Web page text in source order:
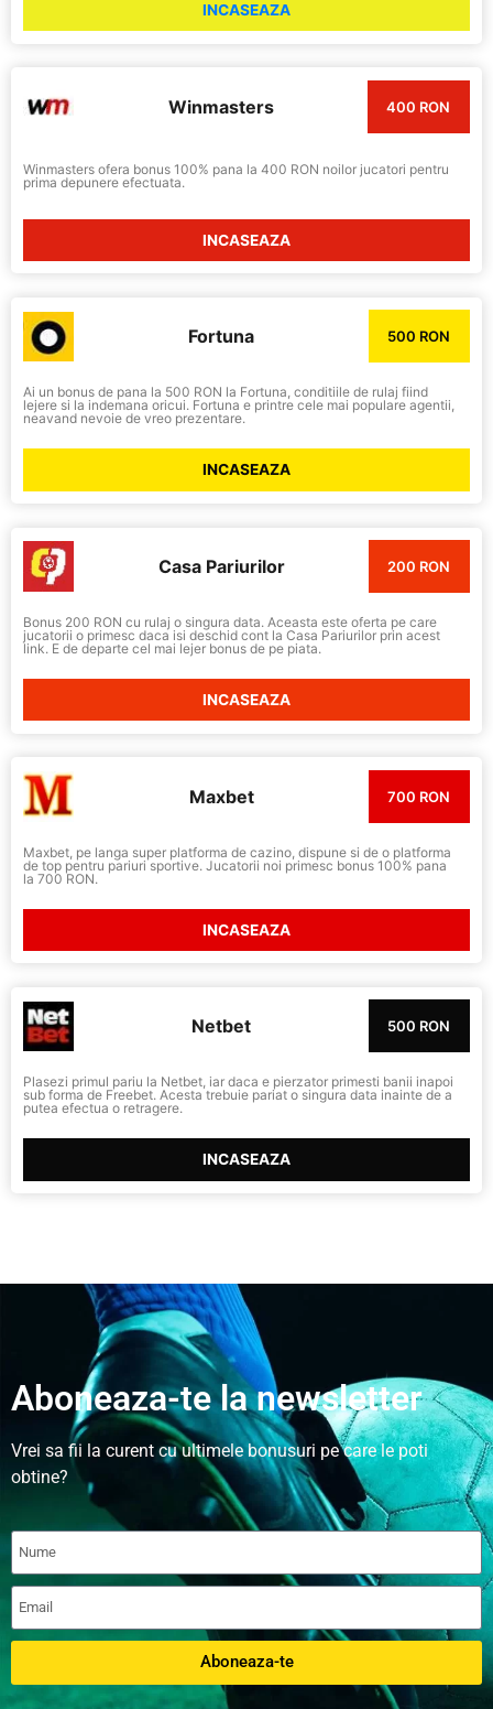
INCASEAZA
Winmasters 400 RON
Winmasters ofera bonus 100% pana la 400 RON noilor jucatori pentru
prima depunere efectuata.
INCASEAZA
Fortuna 500 RON
Ai un bonus de pana la 500 RON la Fortuna, conditiile de rulaj fiind
lejere si la indemana oricui. Fortuna e printre cele mai populare agentii,
neavand nevoie de vreo prezentare.
INCASEAZA
Casa Pariurilor 200 RON
Bonus 200 RON cu rulaj o singura data. Aceasta este oferta pe care
jucatorii o primesc daca isi deschid cont la Casa Pariurilor prin acest
link. E de departe cel mai lejer bonus de pe piata.
INCASEAZA
Maxbet 700 RON
Maxbet, pe langa super platforma de cazino, dispune si de o platforma
de top pentru pariuri sportive. Jucatorii noi primesc bonus 100% pana
la 700 RON.
INCASEAZA
Netbet 500 RON
Plasezi primul pariu la Netbet, iar daca e pierzator primesti banii inapoi
sub forma de Freebet. Acesta trebuie pariat o singura data inainte de a
putea efectua o retragere.
INCASEAZA
Aboneaza-te la newsletter
Vrei sa fii la curent cu ultimele bonusuri pe care le poti
obtine?
Aboneaza-te